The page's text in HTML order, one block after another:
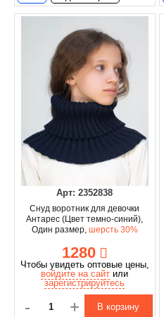
Арт: 2352838
Снуд воротник для девочки
Антарес (Цвет темно-синий),
Один размер, шерсть 30%
1280
Чтобы увидеть оптовые цены,
войдите на сайт или
зарегистрируйтесь
- + В корзину